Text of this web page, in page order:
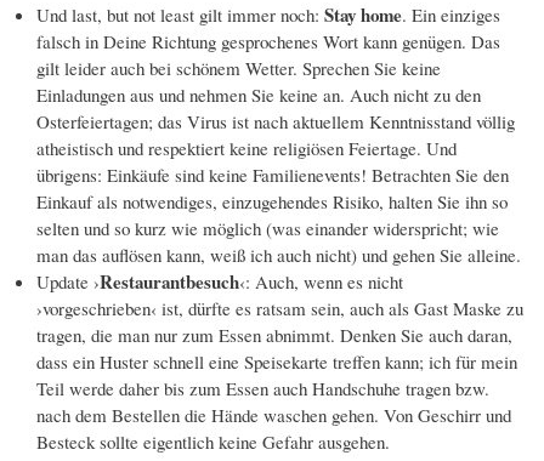
Und last, but not least gilt immer noch: Stay home. Ein einziges
falsch in Deine Richtung gesprochenes Wort kann genügen. Das
gilt leider auch bei schönem Wetter. Sprechen Sie keine
Einladungen aus und nehmen Sie keine an. Auch nicht zu den
Osterfeiertagen; das Virus ist nach aktuellem Kenntnisstand völlig
atheistisch und respektiert keine religiösen Feiertage. Und
übrigens: Einkäufe sind keine Familienevents! Betrachten Sie den
Einkauf als notwendiges, einzugehendes Risiko, halten Sie ihn so
selten und so kurz wie möglich (was einander widerspricht; wie
man das auflösen kann, weiß ich auch nicht) und gehen Sie alleine.
Update ›Restaurantbesuch‹: Auch, wenn es nicht
›vorgeschrieben‹ ist, dürfte es ratsam sein, auch als Gast Maske zu
tragen, die man nur zum Essen abnimmt. Denken Sie auch daran,
dass ein Huster schnell eine Speisekarte treffen kann; ich für mein
Teil werde daher bis zum Essen auch Handschuhe tragen bzw.
nach dem Bestellen die Hände waschen gehen. Von Geschirr und
Besteck sollte eigentlich keine Gefahr ausgehen.